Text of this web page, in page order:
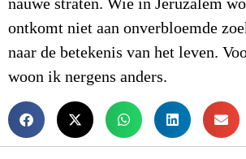
nauwe straten. Wie in Jeruzalem
ontkomt niet aan onverbloemde
naar de betekenis van het leven.
woon ik nergens anders.